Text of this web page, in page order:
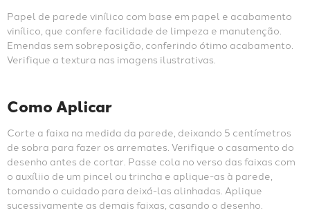
Papel de parede vinílico com base em papel e acabamento
vinílico, que confere facilidade de limpeza e manutenção.
Emendas sem sobreposição, conferindo ótimo acabamento.
Verifique a textura nas imagens ilustrativas.
Como Aplicar
Corte a faixa na medida da parede, deixando 5 centímetros
de sobra para fazer os arremates. Verifique o casamento do
desenho antes de cortar. Passe cola no verso das faixas com
o auxíliio de um pincel ou trincha e aplique-as à parede,
tomando o cuidado para deixá-las alinhadas. Aplique
sucessivamente as demais faixas, casando o desenho.